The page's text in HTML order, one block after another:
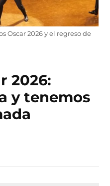
Oscar 2026 y el regreso de
2026:
y tenemos